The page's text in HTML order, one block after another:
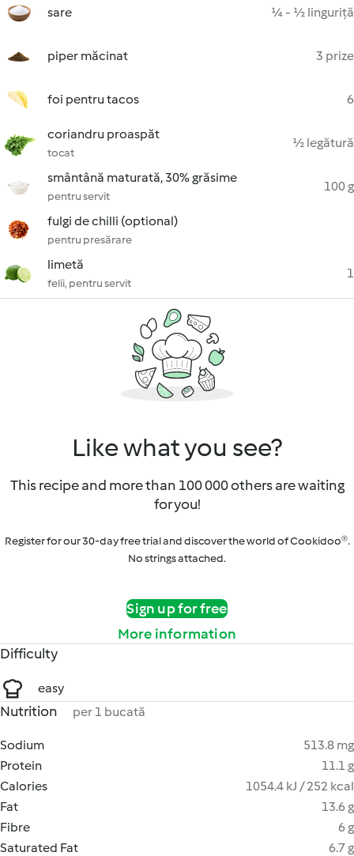
sare ¼ - ½ linguriță
piper măcinat 3 prize
foi pentru tacos 6
coriandru proaspăt
tocat
½ legătură
smântână maturată, 30% grăsime
pentru servit
100 g
fulgi de chilli (optional)
pentru presărare
limetă
felii, pentru servit
1
Like what you see?
This recipe and more than 100 000 others are waiting
for you!
Register for our 30-day free trial and discover the world of Cookidoo®.
No strings attached.
Sign up for free
More information
Difficulty
easy
Nutrition per 1 bucată
Sodium
513.8 mg
Protein
11.1 g
Calories
1054.4 kJ / 252 kcal
Fat
13.6 g
Fibre
6 g
Saturated Fat
6.7 g